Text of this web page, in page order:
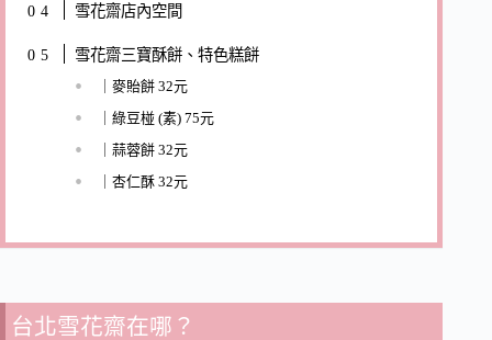
雪花齋店內空間
雪花齋三寶酥餅、特色糕餅
｜麥貽餅 32元
｜綠豆椪 (素) 75元
｜蒜蓉餅 32元
｜杏仁酥 32元
台北雪花齋在哪？